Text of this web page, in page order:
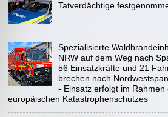
Tatverdächtige
Spezialisierte
NRW auf dem Weg nach
56 Einsatzkräfte und 21
brechen nach
- Einsatz erfolgt im Rahmen
europäischen Katastrophenschutzes